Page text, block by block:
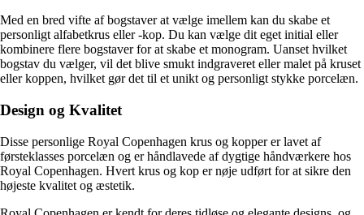
Med en bred vifte af bogstaver at vælge imellem kan du skabe et
personligt alfabetkrus eller -kop. Du kan vælge dit eget initial eller
kombinere flere bogstaver for at skabe et monogram. Uanset hvilket
bogstav du vælger, vil det blive smukt indgraveret eller malet på kruset
eller koppen, hvilket gør det til et unikt og personligt stykke porcelæn.
Design og Kvalitet
Disse personlige Royal Copenhagen krus og kopper er lavet af
førsteklasses porcelæn og er håndlavede af dygtige håndværkere hos
Royal Copenhagen. Hvert krus og kop er nøje udført for at sikre den
højeste kvalitet og æstetik.